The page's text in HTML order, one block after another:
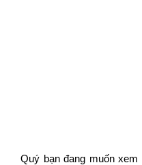
Quý bạn đang muốn xem